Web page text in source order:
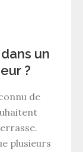
un
?
de
plusieurs